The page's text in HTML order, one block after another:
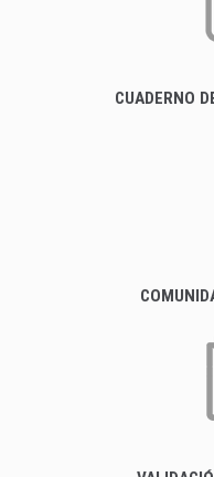
CUADERNO